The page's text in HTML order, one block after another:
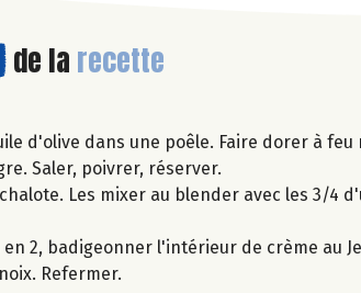
de la recette
d'olive dans une poêle. Faire dorer à
Saler, poivrer, réserver.
Les mixer au blender avec les 3/4
en 2, badigeonner l'intérieur de crème au
Refermer.